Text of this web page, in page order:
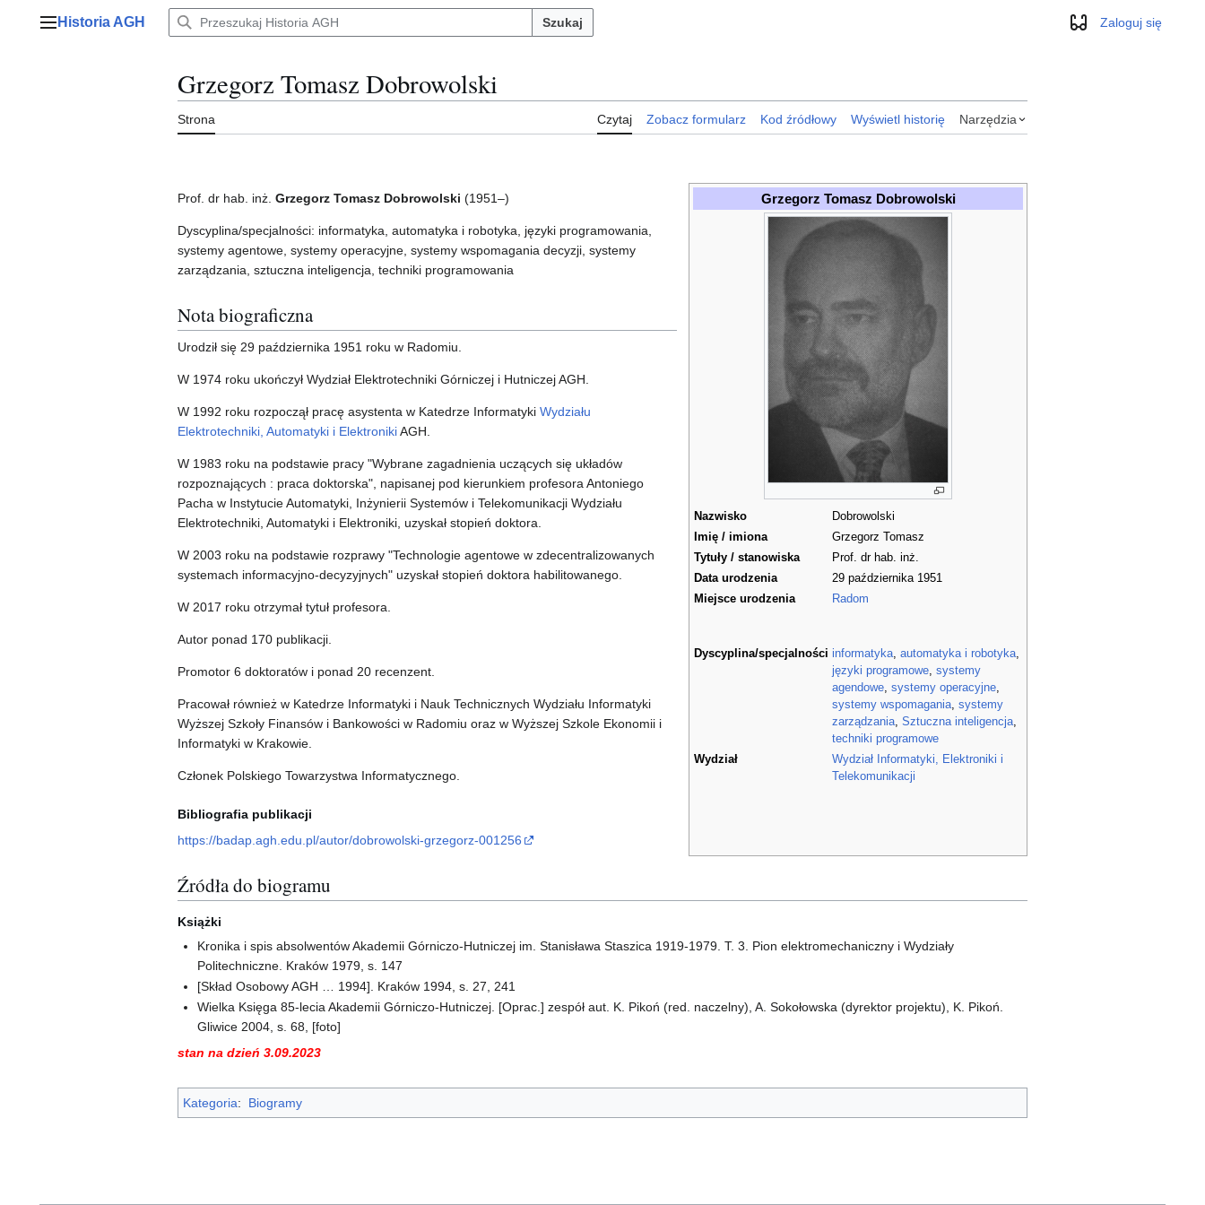
Menu główne
Historia AGH Szukaj WyglądZaloguj się
Grzegorz Tomasz Dobrowolski
Strona Czytaj Zobacz formularz Kod źródłowy Wyświetl historię Narzędzia
Grzegorz Tomasz Dobrowolski
Nazwisko
Dobrowolski
Imię / imiona
Grzegorz Tomasz
Tytuły / stanowiska
Prof. dr hab. inż.
Data urodzenia
29 października 1951
Miejsce urodzenia
Radom
Dyscyplina/specjalności informatyka automatyka i robotyka
języki programowe systemy
agendowe systemy operacyjne
systemy wspomagania systemy
zarządzania Sztuczna inteligencja
techniki programowe
Wydział
Wydział Informatyki, Elektroniki i
Telekomunikacji
Prof. dr hab. inż. Grzegorz Tomasz Dobrowolski (1951–)
Dyscyplina/specjalności: informatyka, automatyka i robotyka, języki programowania,
systemy agentowe, systemy operacyjne, systemy wspomagania decyzji, systemy
zarządzania, sztuczna inteligencja, techniki programowania
Nota biograficzna
Urodził się 29 października 1951 roku w Radomiu.
W 1974 roku ukończył Wydział Elektrotechniki Górniczej i Hutniczej AGH.
W 1992 roku rozpoczął pracę asystenta w Katedrze Informatyki Wydziału
Elektrotechniki, Automatyki i ElektronikiAGH.
W 1983 roku na podstawie pracy "Wybrane zagadnienia uczących się układów
rozpoznających : praca doktorska", napisanej pod kierunkiem profesora Antoniego
Pacha w Instytucie Automatyki, Inżynierii Systemów i Telekomunikacji Wydziału
Elektrotechniki, Automatyki i Elektroniki, uzyskał stopień doktora.
W 2003 roku na podstawie rozprawy "Technologie agentowe w zdecentralizowanych
systemach informacyjno-decyzyjnych" uzyskał stopień doktora habilitowanego.
W 2017 roku otrzymał tytuł profesora.
Autor ponad 170 publikacji.
Promotor 6 doktoratów i ponad 20 recenzent.
Pracował również w Katedrze Informatyki i Nauk Technicznych Wydziału Informatyki
Wyższej Szkoły Finansów i Bankowości w Radomiu oraz w Wyższej Szkole Ekonomii i
Informatyki w Krakowie.
Członek Polskiego Towarzystwa Informatycznego.
Bibliografia publikacji
https://badap.agh.edu.pl/autor/dobrowolski-grzegorz-001256
Źródła do biogramu
Książki
Kronika i spis absolwentów Akademii Górniczo-Hutniczej im. Stanisława Staszica 1919-1979. T. 3. Pion elektromechaniczny i Wydziały
Politechniczne. Kraków 1979, s. 147
[Skład Osobowy AGH … 1994]. Kraków 1994, s. 27, 241
Wielka Księga 85-lecia Akademii Górniczo-Hutniczej. [Oprac.] zespół aut. K. Pikoń (red. naczelny), A. Sokołowska (dyrektor projektu), K. Pikoń.
Gliwice 2004, s. 68, [foto]
stan na dzień 3.09.2023
Kategoria: Biogramy